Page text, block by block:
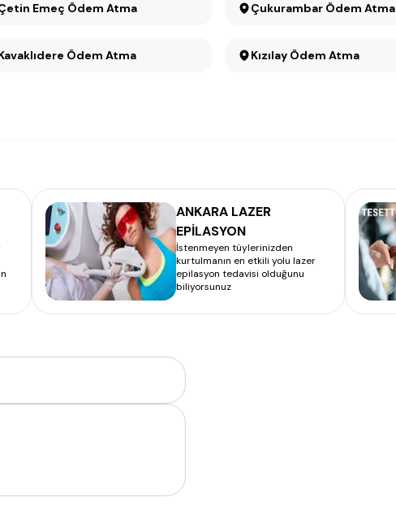
Emeç Ödem Atma Çukurambar Ödem Atma
Kavaklıdere Ödem Atma Kızılay Ödem Atma
ANKARA LAZER
EPİLASYON
İstenmeyen tüylerinizden
kurtulmanın en etkili yolu lazer
epilasyon tedavisi olduğunu
biliyorsunuz